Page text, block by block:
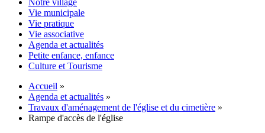
Vie municipale
Vie pratique
Vie associative
Agenda et actualités
Petite enfance, enfance
Culture et Tourisme
Accueil »
Agenda et actualités »
Travaux d'aménagement de l'église et du cimetière »
Rampe d'accès de l'église